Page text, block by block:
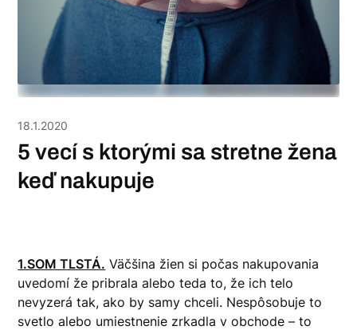
18.1.2020
5 vecí s ktorými sa stretne žena
keď nakupuje
1.SOM TLSTÁ. Väčšina žien si počas nakupovania
uvedomí že pribrala alebo teda to, že ich telo
nevyzerá tak, ako by samy chceli. Nespôsobuje to
svetlo alebo umiestnenie zrkadla v obchode – to